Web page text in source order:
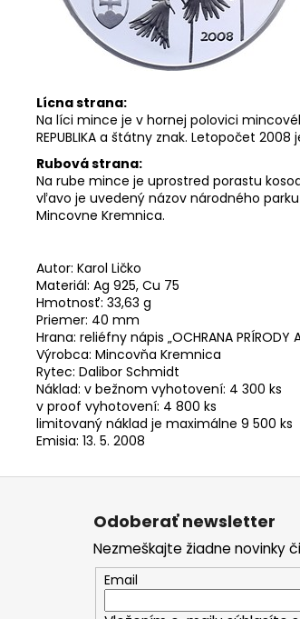
Lícna strana:
Na líci mince je v hornej polovici
REPUBLIKA a štátny znak. Letopočet
Rubová strana:
Na rube mince je uprostred porastu
vľavo je uvedený názov národného parku
Mincovne Kremnica.
Autor: Karol Ličko
Materiál: Ag 925, Cu 75
Hmotnosť: 33,63 g
Priemer: 40 mm
Hrana: reliéfny nápis „OCHRANA PRÍRODY A
Výrobca: Mincovňa Kremnica
Rytec: Dalibor Schmidt
Náklad: v bežnom vyhotovení: 4 300 ks
v proof vyhotovení: 4 800 ks
limitovaný náklad je maximálne 9 500 ks
Emisia: 13. 5. 2008
Z
Odoberať newsletter
Nezmeškajte žiadne novinky
Email